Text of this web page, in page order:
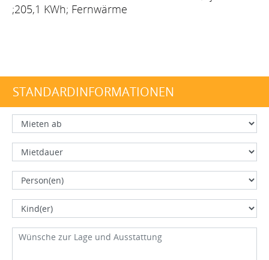
;205,1 KWh; Fernwärme
STANDARDINFORMATIONEN